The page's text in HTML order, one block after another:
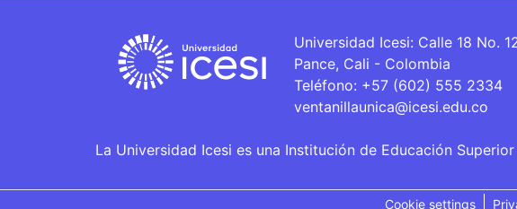
Universidad Icesi: Calle 18 No.
Pance, Cali - Colombia
Teléfono: +57 (602) 555 2334
ventanillaunica@icesi.edu.co
La Universidad Icesi es una Institución de Educación
Cookie settings